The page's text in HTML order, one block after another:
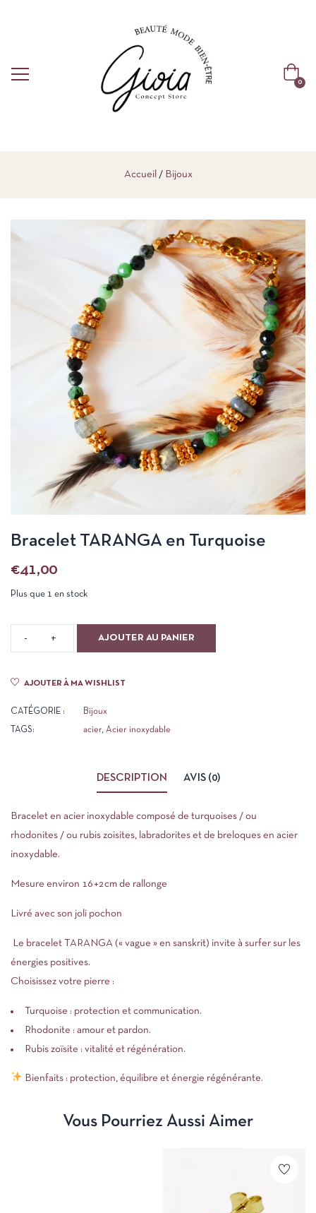
0
Accueil Bijoux
Bracelet TARANGA en Turquoise
€41,00
Plus que 1 en stock
AJOUTER AU PANIER
AJOUTER À MA WISHLIST
CATÉGORIE : Bijoux
TAGS: acier, Acier inoxydable
DESCRIPTION AVIS (0)
Bracelet en acier inoxydable composé de turquoises / ou
rhodonites / ou rubis zoisites, labradorites et de breloques en acier
inoxydable.
Mesure environ 16+2cm de rallonge
Livré avec son joli pochon
Le bracelet TARANGA (« vague » en sanskrit) invite à surfer sur les
énergies positives.
Choisissez votre pierre :
Turquoise : protection et communication.
Rhodonite : amour et pardon.
Rubis zoïsite : vitalité et régénération.
Bienfaits : protection, équilibre et énergie régénérante.
Vous Pourriez Aussi Aimer